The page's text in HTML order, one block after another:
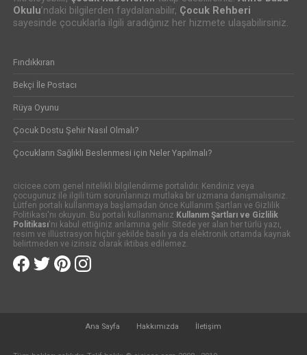
Okulu’ndaki bilgilerden faydalanabilir, Çocuk Rehberi
sayesinde çocuklarla ilgili aradığınız her hizmete ulaşabilirsiniz.
Fındıkkıran
Bekçi İle Postacı
Rüya Oyunu
Çocuk Dostu Şehir Nasıl Olmalı?
Çocukların Sağlıklı Beslenmesi için Neler Yapılmalı?
cicicee.com genel nitelikli bilgilendirme portalıdır. Kendiniz veya
çocugunuz ile ilgili tüm sorunlarınızı mutlaka bir uzmana danışmalısınız.
Lütfen portalı kullanmaya başlamadan önce Kullanım Şartları ve Gizlilik
Politikası'nı okuyun. Bu portalı kullanmanız Kullanım Şartları ve Gizlilik
Politikası'nı kabul ettiğiniz anlamına gelir. Sitede yer alan her türlü yazı,
resim ve illüstrasyon hiçbir şekilde basılı ya da elektronik ortamda kaynak
belirtmeden ve izinsiz olarak iktibas edilemez.
Ana Sayfa Hakkımızda İletişim